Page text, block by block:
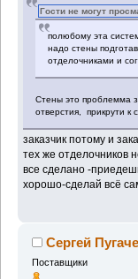
Гости не могут
полюбому эта
надо стены
отделочниками и
Стены это проблемма
отверстия, прикрути к
заказчик потому и
тех же отделочников
все сделано -
хорошо-сделай всё
Сергей
Поставщики